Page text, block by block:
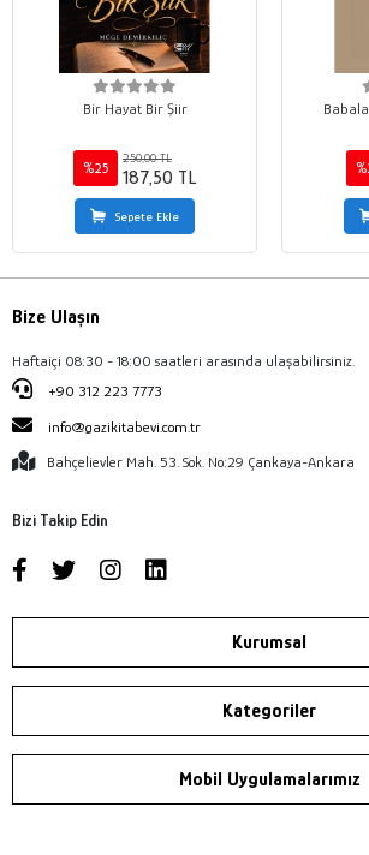
Bir Hayat Bir Şiir
%25
250,00 TL
187,50 TL
Sepete Ekle
Bize Ulaşın
Haftaiçi 08:30 - 18:00 saatleri arasında ulaşabilirsiniz.
+90 312 223 7773
info@gazikitabevi.com.tr
Bahçelievler Mah. 53. Sok. No:29 Çankaya-Ankara
Bizi Takip Edin
Kurumsal
Kategoriler
Mobil Uygulamalarımız